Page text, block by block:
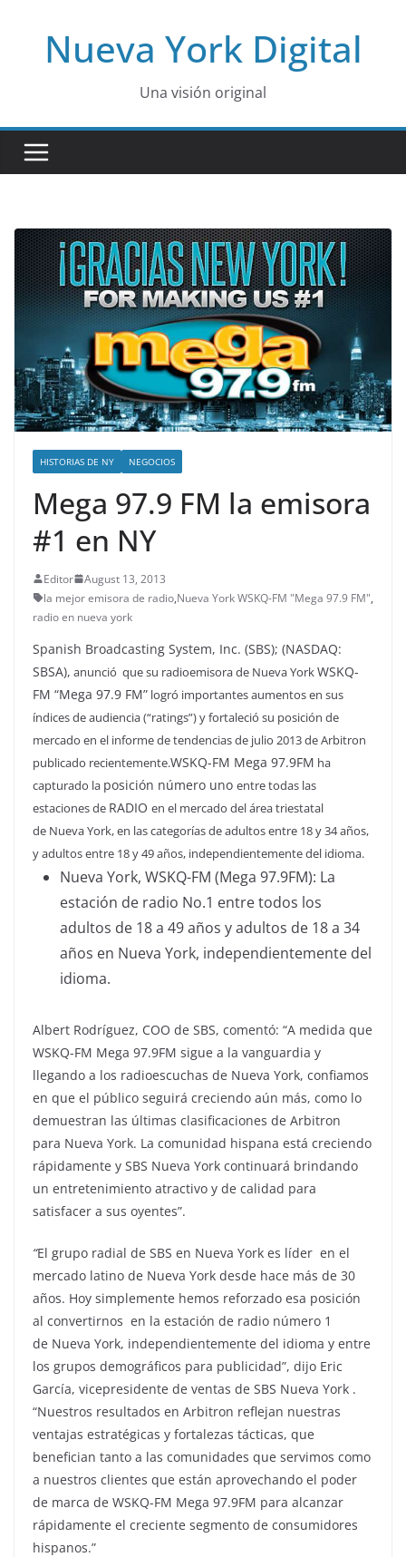
contentNueva York Digital
Una visión original
HISTORIAS DE NY NEGOCIOS
Mega 97.9 FM la emisora
#1 en NY
Editor
August 13, 2013
la mejor emisora de radio,Nueva York WSKQ-FM "Mega 97.9 FM",
radio en nueva york
Spanish Broadcasting System, Inc. (SBS); (NASDAQ:
SBSA), anunció que su radioemisora de Nueva YorkWSKQ-
FM “Mega 97.9 FM” logró importantes aumentos en sus
índices de audiencia (“ratings”) y fortaleció su posición de
mercado en el informe de tendencias de julio 2013 de Arbitron
publicado recientemente.WSKQ-FM Mega 97.9FM ha
capturado la posición número uno entre todas las
estaciones de RADIO en el mercado del área triestatal
de Nueva York, en las categorías de adultos entre 18 y 34 años,
y adultos entre 18 y 49 años, independientemente del idioma.
Nueva York, WSKQ-FM (Mega 97.9FM): La
estación de radio No.1 entre todos los
adultos de 18 a 49 años y adultos de 18 a 34
años en Nueva York, independientemente del
idioma.
Albert Rodríguez, COO de SBS, comentó: “A medida que
WSKQ-FM Mega 97.9FM sigue a la vanguardia y
llegando a los radioescuchas de Nueva York, confiamos
en que el público seguirá creciendo aún más, como lo
demuestran las últimas clasificaciones de Arbitron
para Nueva York. La comunidad hispana está creciendo
rápidamente y SBS Nueva York continuará brindando
un entretenimiento atractivo y de calidad para
satisfacer a sus oyentes”.
“El grupo radial de SBS en Nueva York es líder en el
mercado latino de Nueva York desde hace más de 30
años. Hoy simplemente hemos reforzado esa posición
al convertirnos en la estación de radio número 1
de Nueva York, independientemente del idioma y entre
los grupos demográficos para publicidad”, dijo Eric
García, vicepresidente de ventas de SBS Nueva York .
“Nuestros resultados en Arbitron reflejan nuestras
ventajas estratégicas y fortalezas tácticas, que
benefician tanto a las comunidades que servimos como
a nuestros clientes que están aprovechando el poder
de marca de WSKQ-FM Mega 97.9FM para alcanzar
rápidamente el creciente segmento de consumidores
hispanos.”